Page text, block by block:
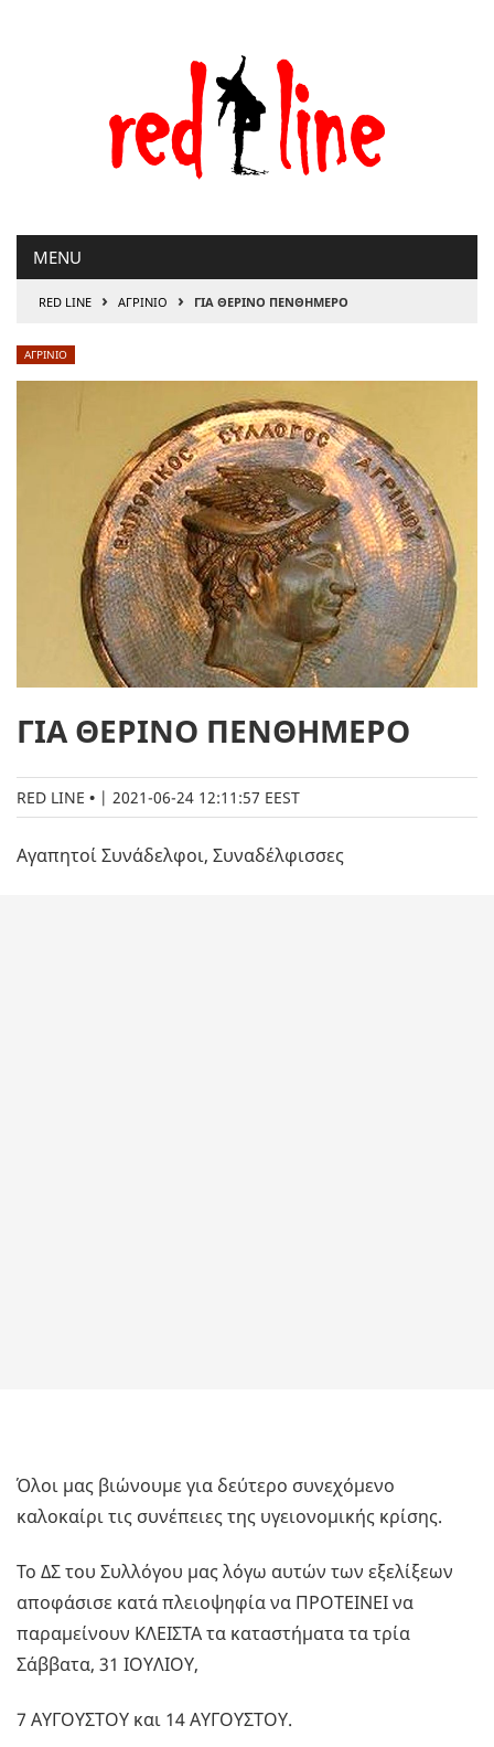
MENU
RED LINE › ΑΓΡΙΝΙΟ › ΓΙΑ ΘΕΡΙΝΟ ΠΕΝΘΗΜΕΡΟ
ΑΓΡΙΝΙΟ
ΓΙΑ ΘΕΡΙΝΟ ΠΕΝΘΗΜΕΡΟ
RED LINE | 2021-06-24 12:11:57 EEST
Αγαπητοί Συνάδελφοι, Συναδέλφισσες
Όλοι μας βιώνουμε για δεύτερο συνεχόμενο
καλοκαίρι τις συνέπειες της υγειονομικής κρίσης.
Το ΔΣ του Συλλόγου μας λόγω αυτών των εξελίξεων
αποφάσισε κατά πλειοψηφία να ΠΡΟΤΕΙΝΕΙ να
παραμείνουν ΚΛΕΙΣΤΑ τα καταστήματα τα τρία
Σάββατα, 31 ΙΟΥΛΙΟΥ,
7 ΑΥΓΟΥΣΤΟΥ και 14 ΑΥΓΟΥΣΤΟΥ.